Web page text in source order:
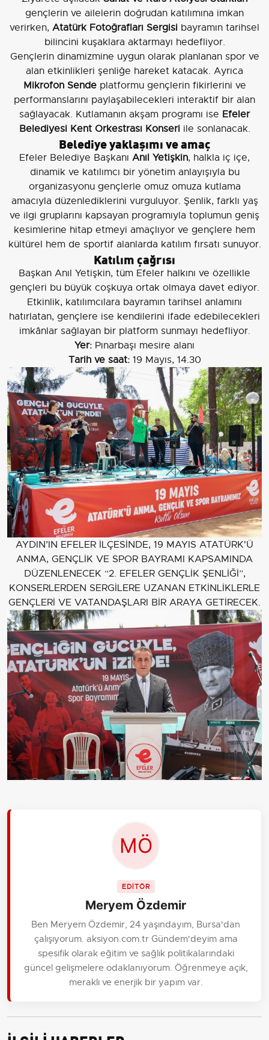
gençlerin ve ailelerin doğrudan katılımına imkan
verirken, Atatürk Fotoğrafları Sergisi bayramın tarihsel
bilincini kuşaklara aktarmayı hedefliyor.
Gençlerin dinamizmine uygun olarak planlanan spor ve
alan etkinlikleri şenliğe hareket katacak. Ayrıca
Mikrofon Sendeplatformu gençlerin fikirlerini ve
performanslarını paylaşabilecekleri interaktif bir alan
sağlayacak. Kutlamanın akşam programı ise Efeler
Belediyesi Kent Orkestrası Konseriile sonlanacak.
Belediye yaklaşımı ve amaç
Efeler Belediye Başkanı Anıl Yetişkin, halkla iç içe,
dinamik ve katılımcı bir yönetim anlayışıyla bu
organizasyonu gençlerle omuz omuza kutlama
amacıyla düzenlediklerini vurguluyor. Şenlik, farklı yaş
ve ilgi gruplarını kapsayan programıyla toplumun geniş
kesimlerine hitap etmeyi amaçlıyor ve gençlere hem
kültürel hem de sportif alanlarda katılım fırsatı sunuyor.
Katılım çağrısı
Başkan Anıl Yetişkin, tüm Efeler halkını ve özellikle
gençleri bu büyük coşkuya ortak olmaya davet ediyor.
Etkinlik, katılımcılara bayramın tarihsel anlamını
hatırlatan, gençlere ise kendilerini ifade edebilecekleri
imkânlar sağlayan bir platform sunmayı hedefliyor.
Yer: Pınarbaşı mesire alanı
Tarih ve saat:19 Mayıs, 14.30
AYDIN’IN EFELER İLÇESİNDE, 19 MAYIS ATATÜRK'Ü
ANMA, GENÇLİK VE SPOR BAYRAMI KAPSAMINDA
DÜZENLENECEK “2. EFELER GENÇLİK ŞENLİĞİ”,
KONSERLERDEN SERGİLERE UZANAN ETKİNLİKLERLE
GENÇLERİ VE VATANDAŞLARI BİR ARAYA GETİRECEK.
EDİTÖR
Meryem Özdemir
Ben Meryem Özdemir, 24 yaşındayım, Bursa'dan
çalışıyorum. aksiyon.com.tr Gündem'deyim ama
spesifik olarak eğitim ve sağlık politikalarındaki
güncel gelişmelere odaklanıyorum. Öğrenmeye açık,
meraklı ve enerjik bir yapım var.